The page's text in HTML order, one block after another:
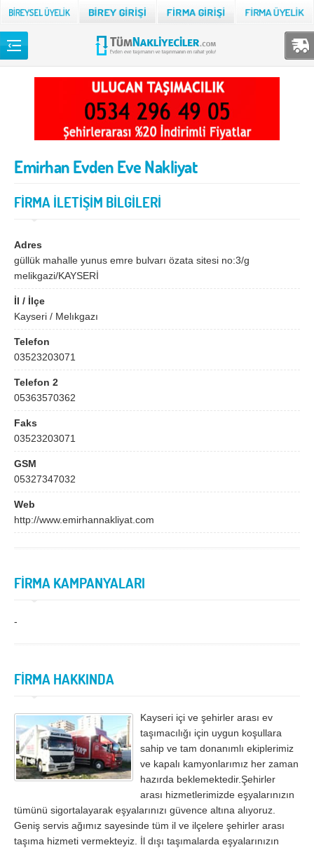
TÜM NAKLİYECİLER
Adıyaman
Ağrı
Aksaray Amasya
Aydın
Bartın Batman
Bayburt Bilecik
Bingöl
Bolu
Bursa Çanakkale
Çankırı
Denizli
Elazığ
Erzurum
Gaziantep Giresun
Hatay Iğdır
Kars Kastamonu
Kırklareli Kırşehir
Kilis Kocaeli
Konya Kütahya
Malatya Manisa
Mardin Mersin
Back
Emirhan Evden Eve Nakliyat
FİRMA İLETİŞİM BİLGİLERİ
Adres
güllük mahalle yunus emre bulvarı özata sitesi no:3/g
melikgazi/KAYSERİ
İl / İlçe
Kayseri / Melıkgazı
Telefon
03523203071
Telefon 2
05363570362
Faks
03523203071
GSM
05327347032
Web
http://www.emirhannakliyat.com
FİRMA KAMPANYALARI
-
FİRMA HAKKINDA
Kayseri içi ve şehirler arası ev
taşımacılığı için uygun koşullara
sahip ve tam donanımlı ekiplerimiz
ve kapalı kamyonlarımız her zaman
hazırda beklemektedir.Şehirler
arası hizmetlerimizde eşyalarınızın
tümünü sigortalayarak eşyalarınızı güvence altına alıyoruz.
Geniş servis ağımız sayesinde tüm il ve ilçelere şehirler arası
taşıma hizmeti vermekteyiz. İl dışı taşımalarda eşyalarınızın